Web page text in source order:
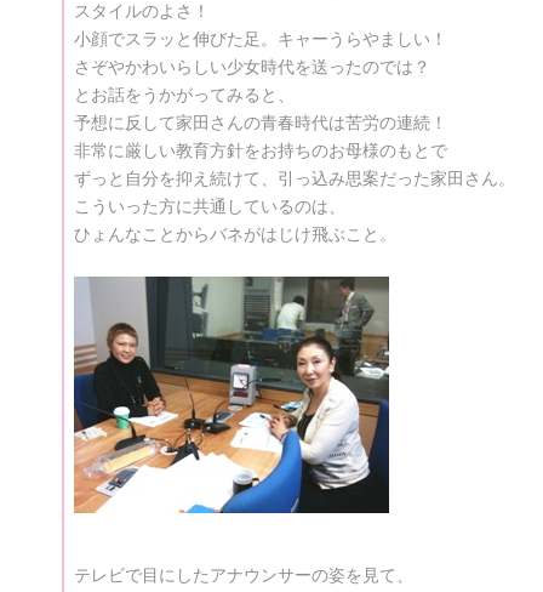
スタイルのよさ！
小顔でスラッと伸びた足。キャーうらやましい！
さぞやかわいらしい少女時代を送ったのでは？
とお話をうかがってみると、
予想に反して家田さんの青春時代は苦労の連続！
非常に厳しい教育方針をお持ちのお母様のもとで
ずっと自分を抑え続けて、引っ込み思案だった家田さん。
こういった方に共通しているのは、
ひょんなことからバネがはじけ飛ぶこと。
テレビで目にしたアナウンサーの姿を見て、